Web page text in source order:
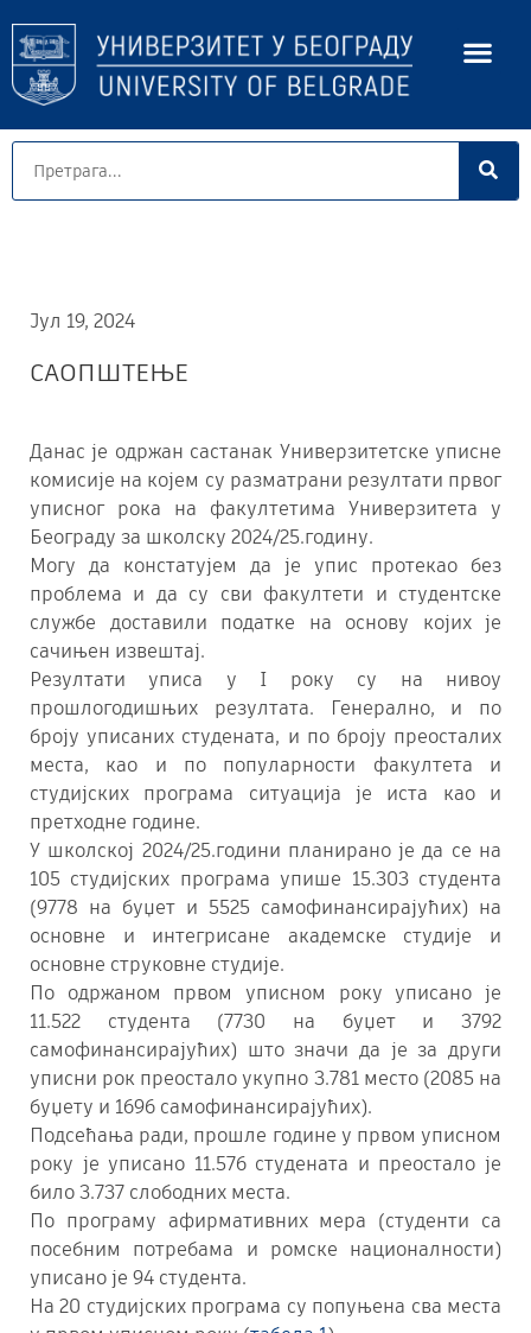
Јул 19, 2024
САОПШТЕЊЕ
Данас је одржан састанак Универзитетске уписне
комисије на којем су разматрани резултати првог
уписног рока на факултетима Универзитета у
Београду за школску 2024/25.годину.
Могу да констатујем да је упис протекао без
проблема и да су сви факултети и студентске
службе доставили податке на основу којих је
сачињен извештај.
Резултати уписа у I року су на нивоу
прошлогодишњих резултата. Генерално, и по
броју уписаних студената, и по броју преосталих
места, као и по популарности факултета и
студијских програма ситуација је иста као и
претходне године.
У школској 2024/25.години планирано је да се на
105 студијских програма упише 15.303 студента
(9778 на буџет и 5525 самофинансирајућих) на
основне и интегрисане академске студије и
основне струковне студије.
По одржаном првом уписном року уписано је
11.522 студента (7730 на буџет и 3792
самофинансирајућих) што значи да је за други
уписни рок преостало укупно 3.781 место (2085 на
буџету и 1696 самофинансирајућих).
Подсећања ради, прошле године у првом уписном
року је уписано 11.576 студената и преостало је
било 3.737 слободних места.
По програму афирмативних мера (студенти са
посебним потребама и ромске националности)
уписано је 94 студента.
На 20 студијских програма су попуњена сва места